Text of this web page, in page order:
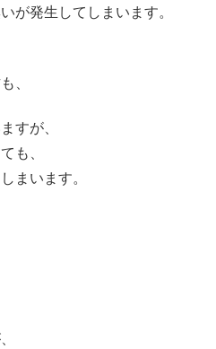
が発生してしまいます。
、
すが、
も、
まいます。